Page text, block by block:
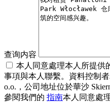
查询内容
本人同意處理本人所提供
事項與本人聯繫。資料控制
o.o.，公司地址位於華沙
參閱我們的 指南本人同意處